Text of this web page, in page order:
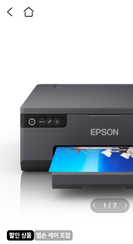
1 / 7